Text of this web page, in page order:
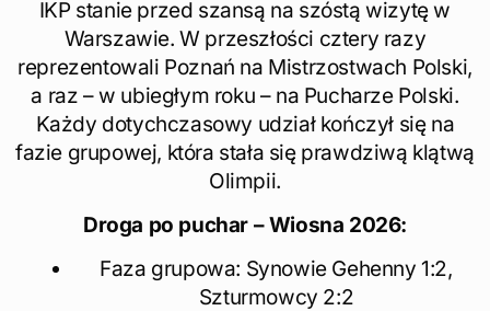
IKP stanie przed szansą na szóstą wizytę w
Warszawie. W przeszłości cztery razy
reprezentowali Poznań na Mistrzostwach Polski,
a raz – w ubiegłym roku – na Pucharze Polski.
Każdy dotychczasowy udział kończył się na
fazie grupowej, która stała się prawdziwą klątwą
Olimpii.
Droga po puchar – Wiosna 2026:
Faza grupowa: Synowie Gehenny 1:2,
Szturmowcy 2:2